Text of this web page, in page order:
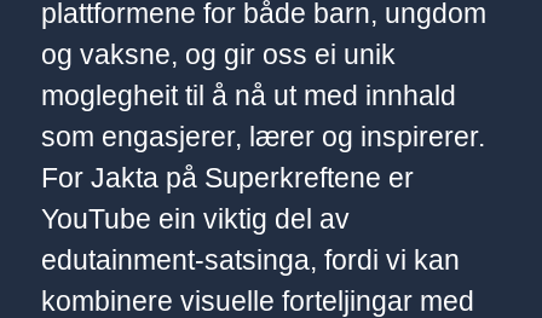
plattformene for både barn, ungdom
og vaksne, og gir oss ei unik
moglegheit til å nå ut med innhald
som engasjerer, lærer og inspirerer.
For Jakta på Superkreftene er
YouTube ein viktig del av
edutainment-satsinga, fordi vi kan
kombinere visuelle forteljingar med